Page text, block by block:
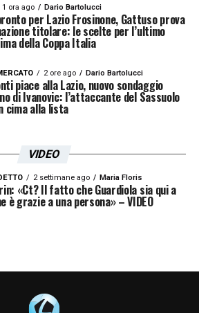
1 ora ago Dario Bartolucci
per Lazio Frosinone, Gattuso prova
titolare: le scelte per l’ultimo
della Coppa Italia
2 ore ago Dario Bartolucci
piace alla Lazio, nuovo sondaggio
di Ivanovic: l’attaccante del Sassuolo
cima alla lista
VIDEO
2 settimane ago Maria Floris
«Ct? Il fatto che Guardiola sia qui a
è grazie a una persona» – VIDEO